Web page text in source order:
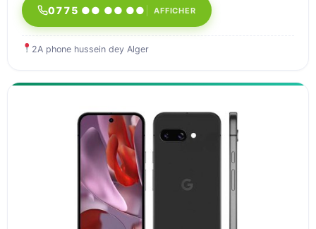
0775 ●● ●● ●● AFFICHER
2A phone hussein dey Alger